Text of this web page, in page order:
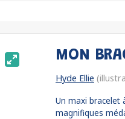
MON
Hyde Ellie
Un maxi bracelet
magnifiques